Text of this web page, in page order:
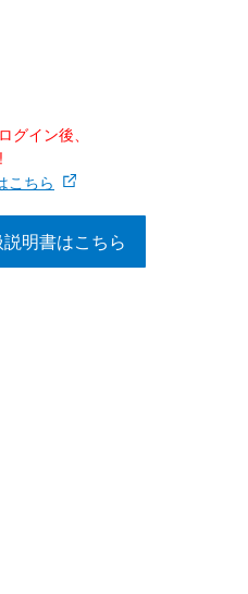
イン後、
こちら
明書はこちら